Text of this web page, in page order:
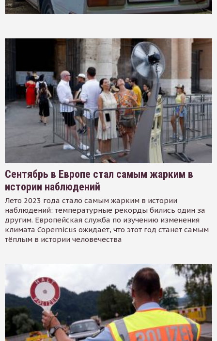
Сентябрь в Европе стал самым жарким в
истории наблюдений
Лето 2023 года стало самым жарким в истории
наблюдений: температурные рекорды бились один за
другим. Европейская служба по изучению изменения
климата Copernicus ожидает, что этот год станет самым
тёплым в истории человечества